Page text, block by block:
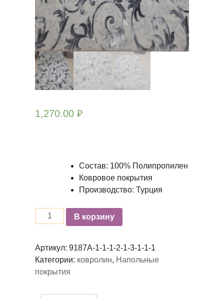
1,270.00 ₽
Состав: 100% Полипропилен
Ковровое покрытия
Производство: Турция
КоличествоВ корзину
Артикул: 9187А-1-1-1-2-1-3-1-1-1
Категории: ковролин, Напольные
покрытия